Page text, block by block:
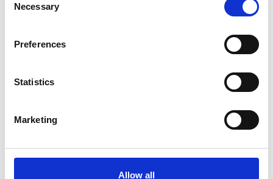
Selection
Necessary
Preferences
Statistics
Marketing
Allow all
Accelera la ripresa dell’industria nel corso del
Overview Economica